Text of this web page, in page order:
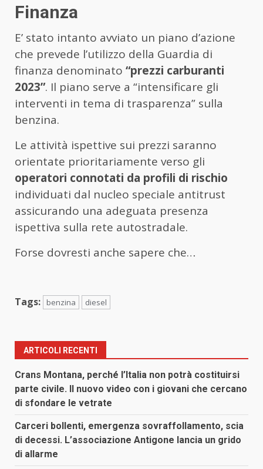
Finanza
E’ stato intanto avviato un piano d’azione
che prevede l’utilizzo della Guardia di
finanza denominato “prezzi carburanti
2023”. Il piano serve a “intensificare gli
interventi in tema di trasparenza” sulla
benzina.
Le attività ispettive sui prezzi saranno
orientate prioritariamente verso gli
operatori connotati da profili di rischio
individuati dal nucleo speciale antitrust
assicurando una adeguata presenza
ispettiva sulla rete autostradale.
Forse dovresti anche sapere che…
Tags: benzina diesel
ARTICOLI RECENTI
Crans Montana, perché l’Italia non potrà costituirsi
parte civile. Il nuovo video con i giovani che cercano
di sfondare le vetrate
Carceri bollenti, emergenza sovraffollamento, scia
di decessi. L’associazione Antigone lancia un grido
di allarme